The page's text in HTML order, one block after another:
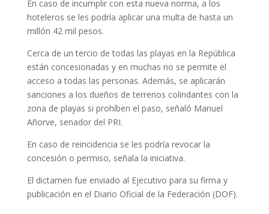
En caso de incumplir con esta nueva norma, a los
hoteleros se les podría aplicar una multa de hasta un
millón 42 mil pesos.
Cerca de un tercio de todas las playas en la República
están concesionadas y en muchas no se permite el
acceso a todas las personas. Además, se aplicarán
sanciones a los dueños de terrenos colindantes con la
zona de playas si prohíben el paso, señaló Manuel
Añorve, senador del PRI.
En caso de reincidencia se les podría revocar la
concesión o permiso, señala la iniciativa.
El dictamen fue enviado al Ejecutivo para su firma y
publicación en el Diario Oficial de la Federación (DOF).